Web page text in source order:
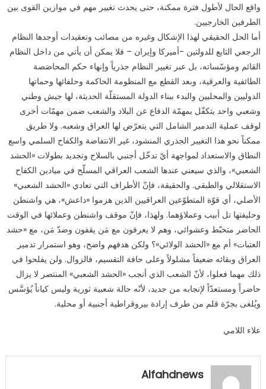
واقع الحال لأطول فترة ممكنة، حتى يحدث تغيير مهم في موازين القوى بين
الطرفين الخارجيين.
أما الحل الحقيقي لهذا الإشكال وغيره من مصائب وتعقيدات أوجدها النظام
الرجعي التابع للدولتين -أميركا وإيران – فلا يمكن أن يأتي من داخل النظام
القائم ومؤسّساته، بل عبر تغيير النظام جذرياً وإنهاء حكم المحاصَصة
الطائفية والعرقية، وبعد القطع مع المنظومة الحاكمة وحلفائها وحماتها
الدوليين والمحليين والبدء ببناء الدولة المستقلّة الحديثة، لها جيش وطني
وشعبي واحد يتكفّل بمهمّة الدفاع عن البلاد والشعب ضمن مهمّات أخرى
لوقف عملية التدمير الشامل التي يتعرّض لها العراق وشعبه. ولا طريق
ممكناً نحو هذا التغيير الجذري المنشود، غير الانتفاضة والكفاح السلمي واسع
النطاق والاستعداد لمواجهة أيّ تدخّل أجنبي بالسلاح وتجديد بطولات «الحشد
الشعبي»، والذي سيعني عندها الشعب العراقي المسلّح في ميادين الكفاح
الاستقلالي والطبقي. والحقيقة، فإنّ الأطراف التي تعادي «الحشد الشعبي»
الأصلي، أي قوّة المتطوّعين العراقيين الذين هزموا «داعش»، هي واشنطن
وحليفتها تل أبيب وعملاؤهما. ولهذا، فإنّ موقف واشنطن وعملائها في الوقت
الحاضر متخبّط وعشوائي، وهم لا يعرفون مع مَن يقفون وضدّ مَن، مع «حشد
العتبات» أم مع «الحشد الولائي»؟ ولكن هدفهم واضح، وهو استمرار تدمير
العراق وبقائه ضعيفاً مشلولاً وعلى حافة التقسيم، فالزوال. ولن يفلحوا في
ذلك مهما فعلوا، لأنّ الشعب الذي أنجب «الحشد الشعبي» المنتصر لا يزال
حاضراً ومستعدّاً لإنجابه من جديد، لأنّه حالة شعبية ثورية وليس كياناً يُؤسَّس
ويُلغى بجرّة قلم من طرف إرادة بيروقراطية أجنبية أو محلية.
علاء اللامي
Alfahdnews